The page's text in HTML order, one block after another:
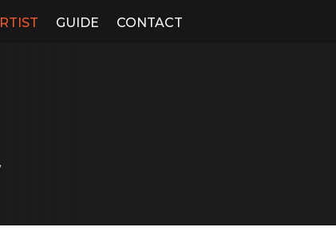
GUIDE CONTACT